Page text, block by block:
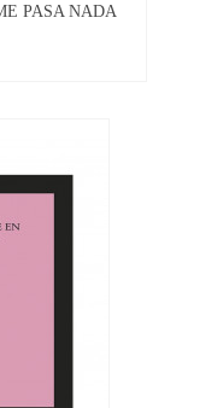
PASA NADA